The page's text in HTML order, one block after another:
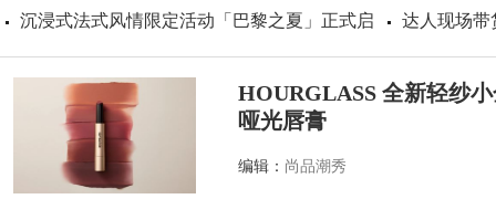
沉浸式法式风情限定活动「巴黎之夏」正式启 达人现场带
HOURGLASS 全新轻纱
哑光唇膏
编辑： 尚品潮秀